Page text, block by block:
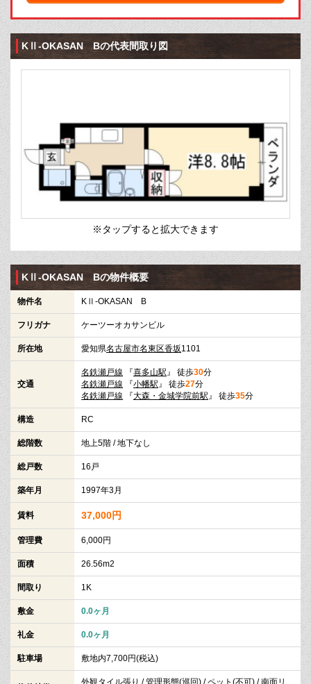
KⅡ-OKASAN Bの代表間取り図
※タップすると拡大できます
KⅡ-OKASAN Bの物件概要
物件名 KⅡ-OKASAN B
フリガナ ケーツーオカサンビル
所在地 愛知県名古屋市名東区香坂1101
交通
名鉄瀬戸線 『喜多山駅 』 徒歩30分
名鉄瀬戸線 『小幡駅 』 徒歩27分
名鉄瀬戸線 『大森・金城学院前駅 』 徒歩35分
構造 RC
総階数 地上5階 / 地下なし
総戸数 16戸
築年月 1997年3月
賃料 37,000円
管理費 6,000円
面積 26.56m2
間取り 1K
敷金 0.0ヶ月
礼金 0.0ヶ月
駐車場 敷地内7,700円(税込)
外観タイル張り / 管理形態(巡回) / ペット(不可) / 南面リ